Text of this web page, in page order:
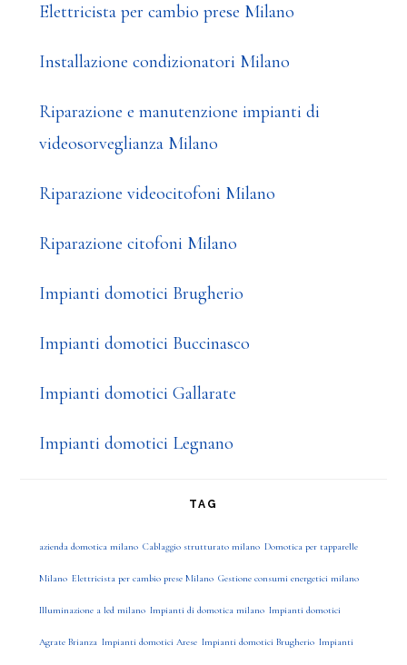
Elettricista per cambio prese Milano
Installazione condizionatori Milano
Riparazione e manutenzione impianti di
videosorveglianza Milano
Riparazione videocitofoni Milano
Riparazione citofoni Milano
Impianti domotici Brugherio
Impianti domotici Buccinasco
Impianti domotici Gallarate
Impianti domotici Legnano
TAG
azienda domotica milano Cablaggio strutturato milano Domotica per tapparelle
Milano Elettricista per cambio prese Milano Gestione consumi energetici milano
Illuminazione a led milano Impianti di domotica milano Impianti domotici
Agrate Brianza Impianti domotici Arese Impianti domotici Brugherio Impianti